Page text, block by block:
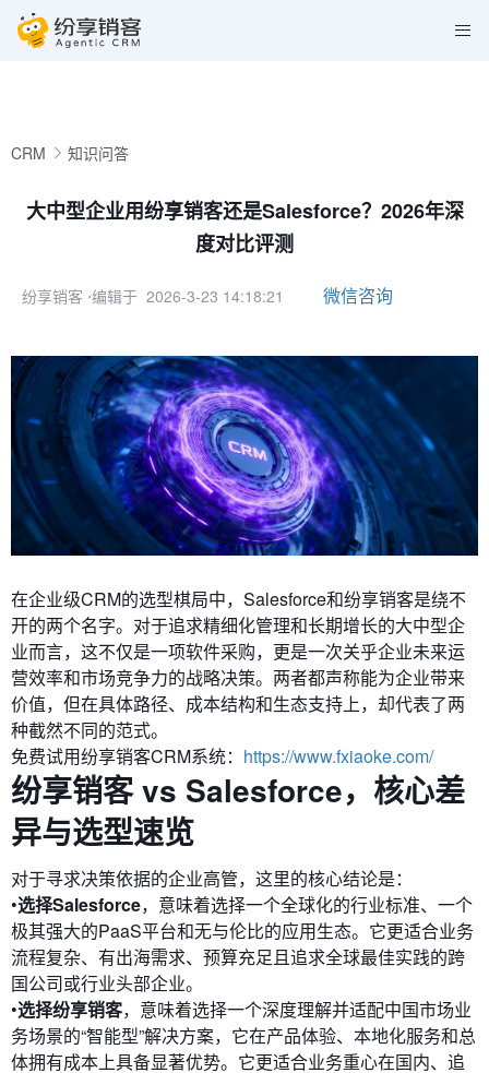
CRM 知识问答
大中型企业用纷享销客还是Salesforce？2026年深
度对比评测
纷享销客 ⋅编辑于 2026-3-23 14:18:21 微信咨询
在企业级CRM的选型棋局中，Salesforce和纷享销客是绕不
开的两个名字。对于追求精细化管理和长期增长的大中型企
业而言，这不仅是一项软件采购，更是一次关乎企业未来运
营效率和市场竞争力的战略决策。两者都声称能为企业带来
价值，但在具体路径、成本结构和生态支持上，却代表了两
种截然不同的范式。
免费试用纷享销客CRM系统： https://www.fxiaoke.com/
纷享销客 vs Salesforce，核心差
异与选型速览
对于寻求决策依据的企业高管，这里的核心结论是：
•选择Salesforce，意味着选择一个全球化的行业标准、一个
极其强大的PaaS平台和无与伦比的应用生态。它更适合业务
流程复杂、有出海需求、预算充足且追求全球最佳实践的跨
国公司或行业头部企业。
•选择纷享销客，意味着选择一个深度理解并适配中国市场业
务场景的“智能型”解决方案，它在产品体验、本地化服务和总
体拥有成本上具备显著优势。它更适合业务重心在国内、追